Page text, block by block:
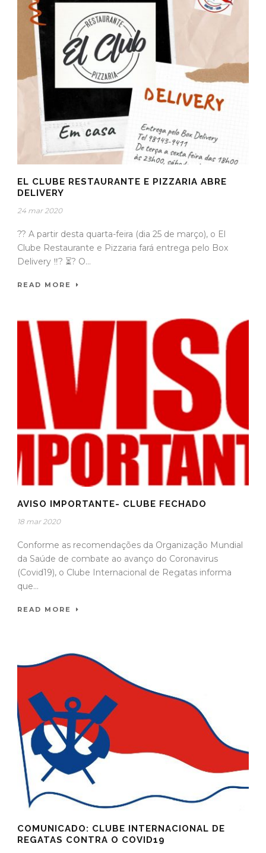
EL CLUBE RESTAURANTE E PIZZARIA ABRE
DELIVERY
24 mar 2020
?? A partir desta quarta-feira (dia 25 de março), o El
Clube Restaurante e Pizzaria fará entrega pelo Box
Delivery ‼? ⏳? O...
READ MORE
AVISO IMPORTANTE- CLUBE FECHADO
18 mar 2020
Conforme as recomendações da Organização Mundial
da Saúde de combate ao avanço do Coronavirus
(Covid19), o Clube Internacional de Regatas informa
que...
READ MORE
COMUNICADO: CLUBE INTERNACIONAL DE
REGATAS CONTRA O COVID19